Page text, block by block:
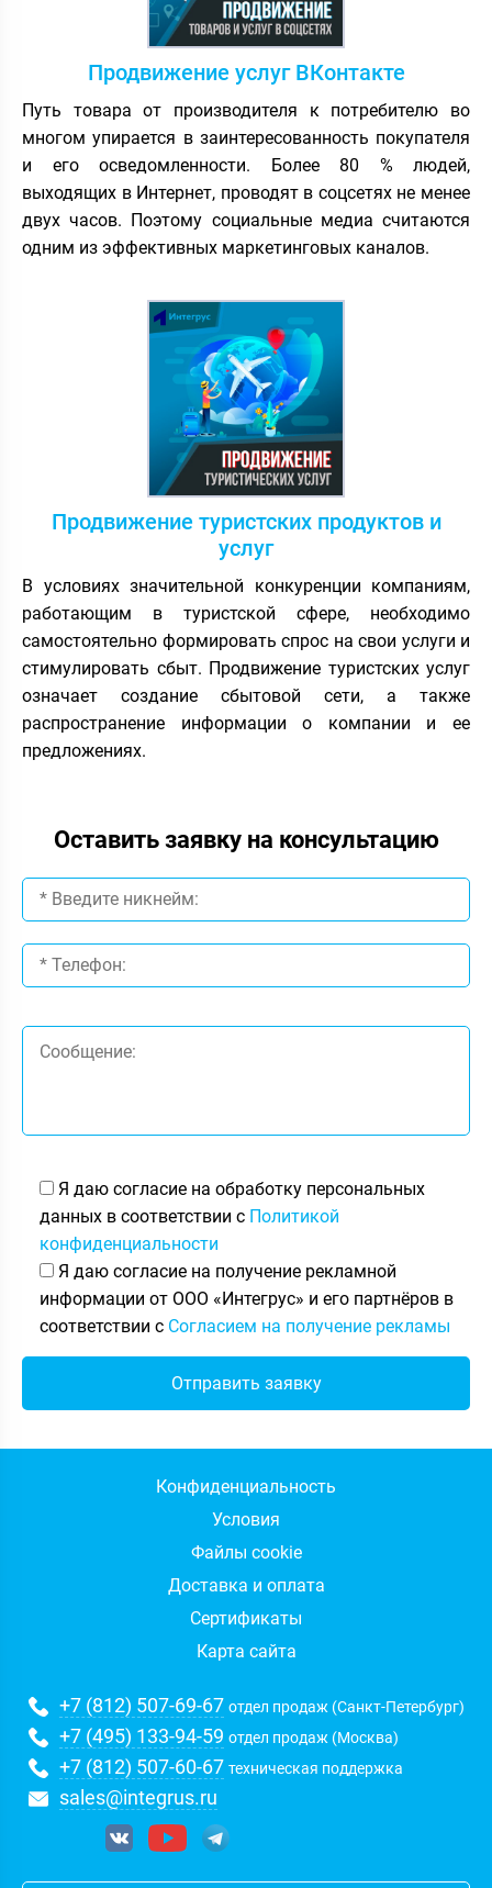
Продвижение услуг ВКонтакте
Путь товара от производителя к потребителю во
многом упирается в заинтересованность покупателя
и его осведомленности. Более 80 % людей,
выходящих в Интернет, проводят в соцсетях не менее
двух часов. Поэтому социальные медиа считаются
одним из эффективных маркетинговых каналов.
Продвижение туристских продуктов и
услуг
В условиях значительной конкуренции компаниям,
работающим в туристской сфере, необходимо
самостоятельно формировать спрос на свои услуги и
стимулировать сбыт. Продвижение туристских услуг
означает создание сбытовой сети, а также
распространение информации о компании и ее
предложениях.
Оставить заявку на консультацию
Я даю согласие на обработку персональных
данных в соответствии с Политикой
конфиденциальности
Я даю согласие на получение рекламной
информации от ООО «Интегрус» и его партнёров в
соответствии с Согласием на получение рекламы
Конфиденциальность
Условия
Файлы cookie
Доставка и оплата
Сертификаты
Карта сайта
+7 (812) 507-69-67 отдел продаж (Санкт-Петербург)
+7 (495) 133-94-59 отдел продаж (Москва)
+7 (812) 507-60-67 техническая поддержка
sales@integrus.ru